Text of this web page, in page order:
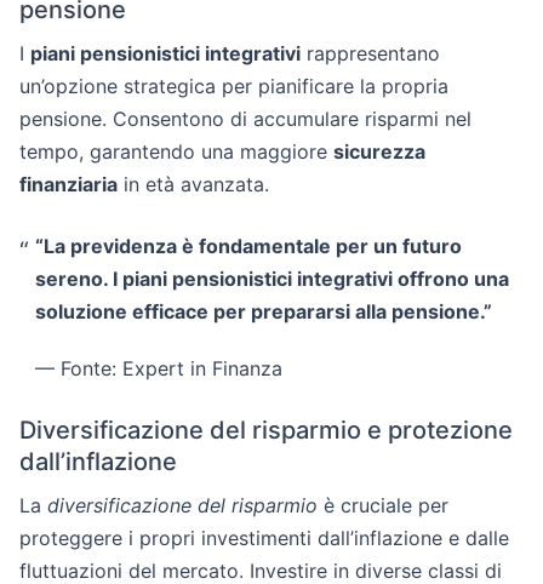
pensione
I piani pensionistici integrativi rappresentano
un’opzione strategica per pianificare la propria
pensione. Consentono di accumulare risparmi nel
tempo, garantendo una maggiore sicurezza
finanziaria in età avanzata.
“La previdenza è fondamentale per un futuro
sereno. I piani pensionisticiintegrativi offrono una
soluzione efficace per prepararsi alla pensione.”
— Fonte: Expert in Finanza
Diversificazione del risparmio e protezione
dall’inflazione
La diversificazione del risparmio è cruciale per
proteggere i propri investimenti dall’inflazione e dalle
fluttuazioni del mercato. Investire in diverse classi di